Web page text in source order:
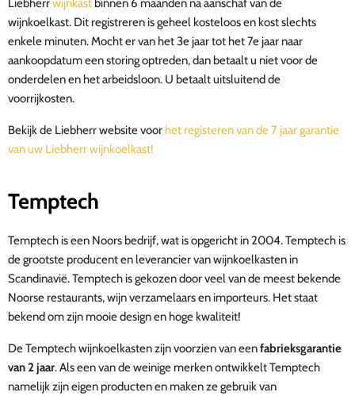
Liebherrwijnkast binnen 6 maanden na aanschaf van de
wijnkoelkast. Dit registreren is geheel kosteloos en kost slechts
enkele minuten. Mocht er van het 3e jaar tot het 7e jaar naar
aankoopdatum een storing optreden, dan betaalt u niet voor de
onderdelen en het arbeidsloon. U betaalt uitsluitend de
voorrijkosten.
Bekijk de Liebherr website voor het registeren van de 7 jaar garantie
van uw Liebherr wijnkoelkast!
Temptech
Temptech is een Noors bedrijf, wat is opgericht in 2004. Temptech is
de grootste producent en leverancier van wijnkoelkasten in
Scandinavië. Temptech is gekozen door veel van de meest bekende
Noorse restaurants, wijn verzamelaars en importeurs. Het staat
bekend om zijn mooie design en hoge kwaliteit!
De Temptech wijnkoelkasten zijn voorzien van eenfabrieksgarantie
van 2 jaar.Als een van de weinige merken ontwikkelt Temptech
namelijk zijn eigen producten en maken ze gebruik van